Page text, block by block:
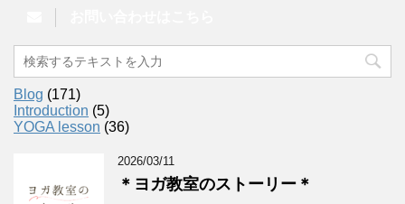
Blog (171)
Introduction (5)
YOGA lesson (36)
2026/03/11
＊ヨガ教室のストーリー＊